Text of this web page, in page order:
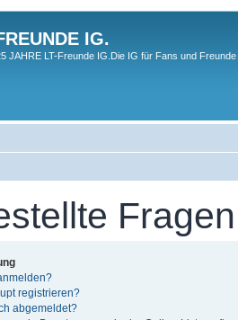
IG.
JAHRE LT-Freunde IG.Die IG für Fans und
Fragen
registrieren?
abgemeldet?